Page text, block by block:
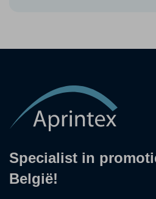
Specialist in
België!